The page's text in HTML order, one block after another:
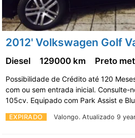
EXPIRADO Valongo. Atualizado 9
Diesel 129000 km Preto
Possibilidade de Crédito até 120
com ou sem entrada inicial. Consulte-
105cv. Equipado com Park Assist e